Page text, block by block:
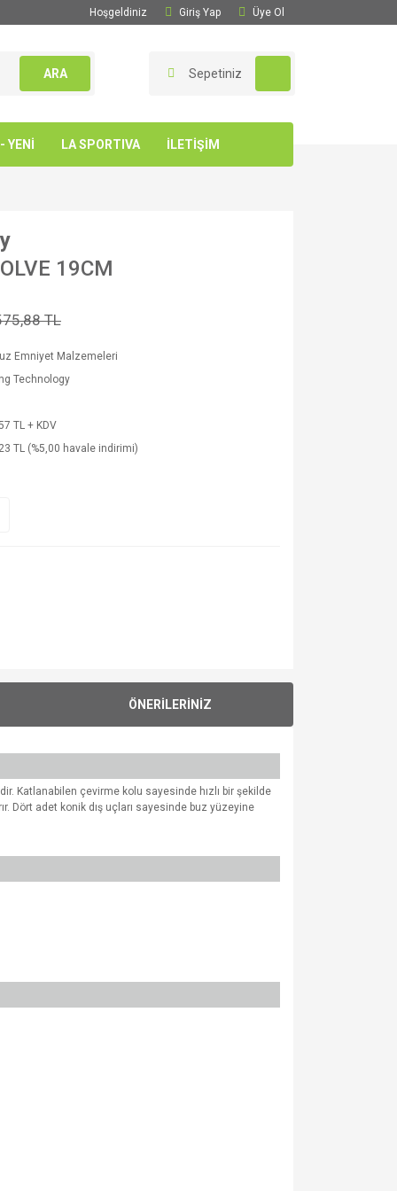
Hoşgeldiniz Giriş Yap Üye Ol
ARA Sepetiniz
YENİ LA SPORTIVA İLETİŞİM
19CM
TL
Emniyet Malzemeleri
Technology
TL + KDV
TL (%5,00 havale indirimi)
ÖNERİLERİNİZ
Katlanabilen çevirme kolu sayesinde hızlı bir şekilde
Dört adet konik dış uçları sayesinde buz yüzeyine